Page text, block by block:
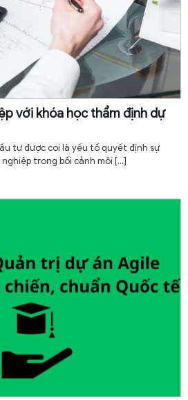
với khóa học thẩm định dự
tư được coi là yếu tố quyết định sự
trong bối cảnh môi[…]